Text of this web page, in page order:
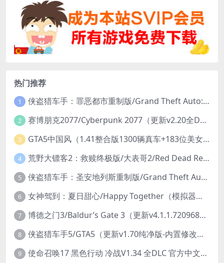
热门推荐
1 侠盗猎车手：罪恶都市重制版/Grand Theft Auto: Vice City – The Definitive Edition
2 赛博朋克2077/Cyberpunk 2077（更新v2.20全DLC）
3 GTA5中国风（1.41整合版1300辆真车+183位美女与英雄+200%存档）
4 荒野大镖客2：救赎终极版/大表哥2/Red Dead Redemption 2: Ultimate Edition（更新v1491.50终极版）
5 侠盗猎车手：圣安地列斯重制版/Grand Theft Auto: San Andreas – The Definitive Edition（更新v1.113.49697469）
6 女神驾到：夏日甜心/Happy Together（模拟器版-升级豪华终极珍藏版+全DLC）
7 博德之门3/Baldur’s Gate 3（更新v4.1.1.7209685）
8 侠盗猎车手5/GTA5（更新v1.70纯净版-内置修改器+通关存档）
9 使命召唤17 黑色行动 冷战V1.34 全DLC 官方中文版COD17